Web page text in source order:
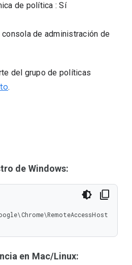
de política : Sí
de administración de
del grupo de políticas
.
de Windows:
en Mac/Linux: